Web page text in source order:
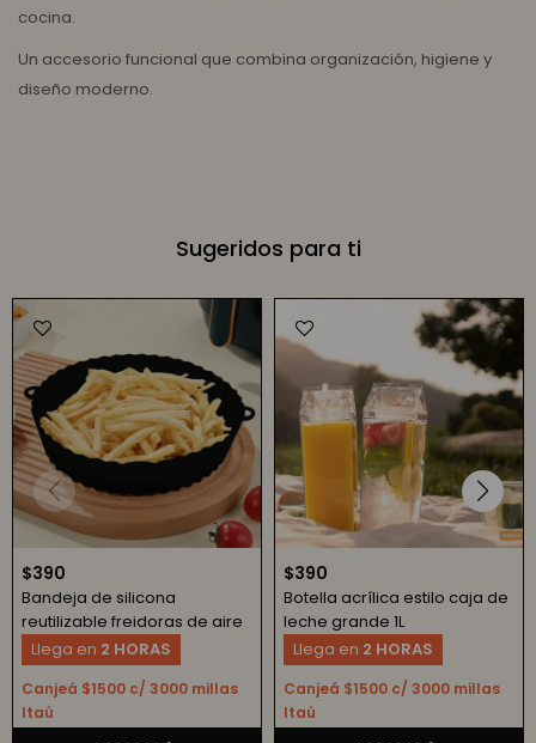
cocina.
Un accesorio funcional que combina organización, higiene y
diseño moderno.
Sugeridos para ti
$390
Bandeja de silicona
reutilizable freidoras de aire
Canjeá $1500 c/ 3000 millas
Itaú
Llega en 2 HORAS
$390
Botella acrílica estilo caja de
leche grande 1L
Canjeá $1500 c/ 3000 millas
Itaú
Llega en 2 HORAS